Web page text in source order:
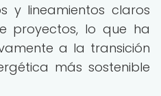
y lineamientos claros
proyectos, lo que ha
a la transición
más sostenible